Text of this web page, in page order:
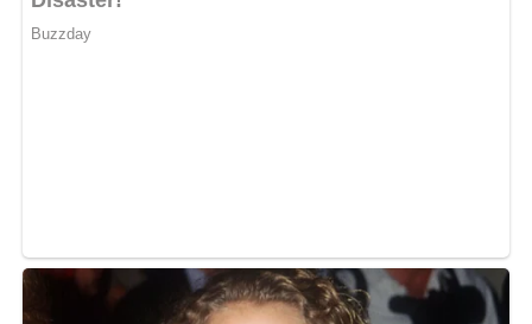
2 Eßlöffel Meerrettich.
Und so wird es gemacht…
Die Kartoffeln waschen, in der Schale mit Kümmel und